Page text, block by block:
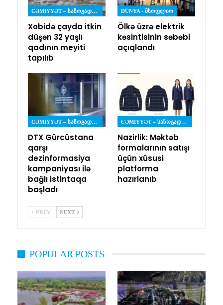
CƏMIYYƏT – ᲡᲐᲖᲝᲒᲐᲓᲝᲔᲑᲐ
Xobidə çayda itkin
düşən 32 yaşlı
qadının meyiti
tapılıb
DÜNYA - ᲛᲡᲝᲤᲚᲘᲝ
Ölkə üzrə elektrik
kəsintisinin səbəbi
açıqlandı
CƏMIYYƏT – ᲡᲐᲖᲝᲒᲐᲓᲝᲔᲑᲐ
DTX Gürcüstana
qarşı
dezinformasiya
kampaniyası ilə
bağlı istintaqa
başladı
CƏMIYYƏT – ᲡᲐᲖᲝᲒᲐᲓᲝᲔᲑᲐ
Nazirlik: Məktəb
formalarının satışı
üçün xüsusi
platforma
hazırlanıb
PREV NEXT
POPULAR POSTS